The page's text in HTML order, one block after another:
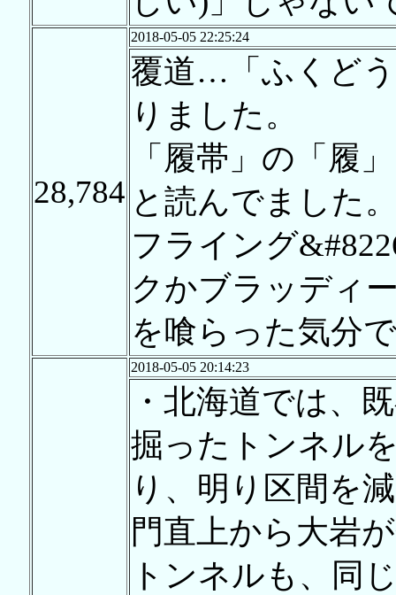
28,784
2018-05-05 22:25:24
覆道…「ふくど
りました。
「履帯」の「履
と読んでました
フライング
クかブラッディ
を喰らった気分
2018-05-05 20:14:23
・北海道では、
掘ったトンネル
り、明り区間を
門直上から大岩
トンネルも、同